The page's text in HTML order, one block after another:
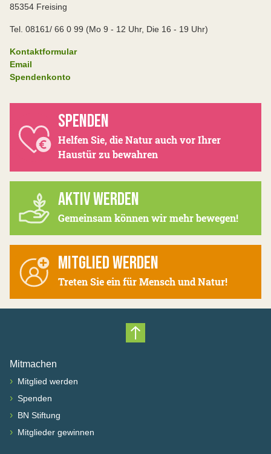
85354 Freising
Tel. 08161/ 66 0 99 (Mo 9 - 12 Uhr, Die 16 - 19 Uhr)
Kontaktformular
Email
Spendenkonto
SPENDEN
Helfen Sie, die Natur auch vor Ihrer
Haustür zu bewahren
AKTIV WERDEN
Gemeinsam können wir mehr bewegen!
MITGLIED WERDEN
Treten Sie ein für Mensch und Natur!
Nach oben scrollen
Mitmachen
› Mitglied werden
› Spenden
› BN Stiftung
› Mitglieder gewinnen